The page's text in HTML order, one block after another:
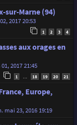
sur-Marne (94)
2017 20:53
1 2 3 4
aux orages en
2017 21:45
1 18 19 20 21
Europe,
mai 23, 2016 19:19